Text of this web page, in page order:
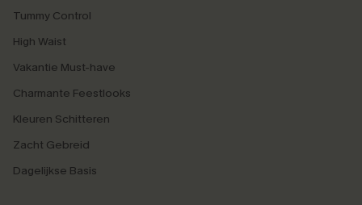
Tummy Control
High Waist
Vakantie Must-have
Charmante Feestlooks
Kleuren Schitteren
Zacht Gebreid
Dagelijkse Basis